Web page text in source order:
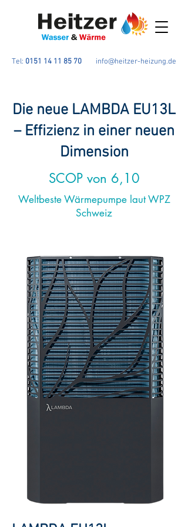
Tel: 0151 14 11 85 70 info@heitzer-heizung.de
Die neue LAMBDA EU13L
– Effizienz in einer neuen
Dimension
SCOP von 6,10
Weltbeste Wärmepumpe laut WPZ
Schweiz